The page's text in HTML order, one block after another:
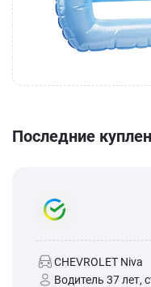
Последние
CHEVROLET Niva
Водитель 37 лет,